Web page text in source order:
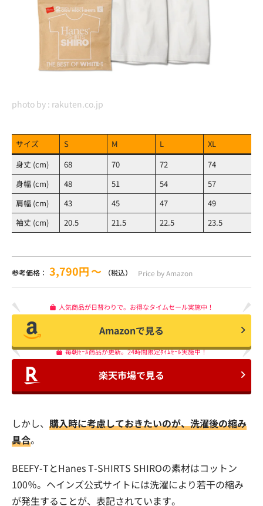
photo by : rakuten.co.jp
サイズ S M L
XL
身丈 (cm)
68 70 72
74
身幅 (cm)
48 51 54
57
肩幅 (cm)
43 45 47
49
袖丈 (cm)
20.5 21.5 22.5 23.5
参考価格： 3,790円〜 （税込） Price by Amazon
人気商品が日替わりで。お得なタイムセール実施中！
Amazonで見る
毎朝ｾｰﾙ商品が更新。24時間限定ﾀｲﾑｾｰﾙ実施中！
楽天市場で見る
しかし、 購入時に考慮しておきたいのが、洗濯後の縮み
具合。
BEEFY-TとHanes T-SHIRTS SHIROの素材はコットン
100％。ヘインズ公式サイトには洗濯により若干の縮み
が発生することが、表記されています。